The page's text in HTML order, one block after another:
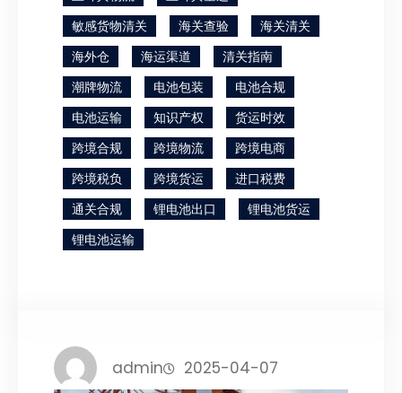
敏感货物清关
海关查验
海关清关
海外仓
海运渠道
清关指南
潮牌物流
电池包装
电池合规
电池运输
知识产权
货运时效
跨境合规
跨境物流
跨境电商
跨境税负
跨境货运
进口税费
通关合规
锂电池出口
锂电池货运
锂电池运输
admin 2025-04-07